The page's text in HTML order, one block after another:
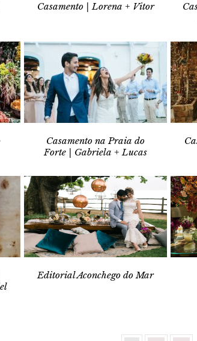
Casamento | Lorena + Vitor
Casamento na Praia do
Forte | Gabriela + Lucas
Editorial Aconchego do Mar